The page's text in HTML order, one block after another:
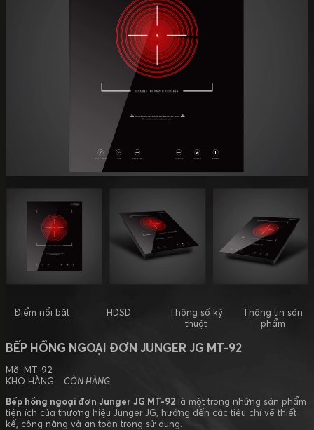
Điểm nổi bật HDSD
Thông số kỹ
thuật
Thông tin sản
phẩm
BẾP HỒNG NGOẠI ĐƠN JUNGER JG MT-92
Mã: MT-92
KHO HÀNG:
CÒN HÀNG
Bếp hồng ngoại đơn Junger JG MT-92 là một trong những sản phẩm
tiện ích của thương hiệu Junger JG, hướng đến các tiêu chí về thiết
kế, công năng và an toàn trong sử dụng.